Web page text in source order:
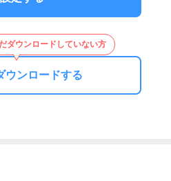
ダウンロードしていない方
ウンロードする